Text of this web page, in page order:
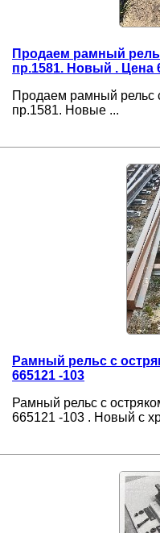
Продаем рамный
пр.1581. Новый . Цена
Продаем рамный рельс
пр.1581. Новые ...
Рамный рельс с
665121 -103
Рамный рельс с
665121 -103 . Новый с